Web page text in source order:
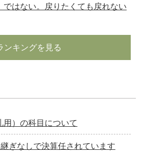
ではない。戻りたくても戻れない
ンキングを見る
）の科目について
ぎなしで決算任されています